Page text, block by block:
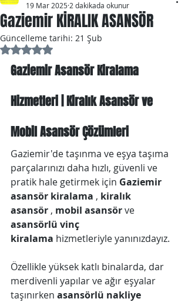
Gaziemir KİRALIK ASANSÖR
19 Mar 2025 2 dakikada okunur
Güncelleme tarihi: 21 Şub
5 üzerinden NaN yıldız
Gaziemir Asansör Kiralama
Hizmetleri | Kiralık Asansör ve
Mobil Asansör Çözümleri
Gaziemir'de taşınma ve eşya taşıma
parçalarınızı daha hızlı, güvenli ve
pratik hale getirmek için Gaziemir
asansör kiralama , kiralık
asansör , mobil asansör ve
asansörlü vinç
kiralama hizmetleriyle yanınızdayız.
Özellikle yüksek katlı binalarda, dar
merdivenli yapılar ve ağır eşyalar
taşınırken asansörlü nakliye